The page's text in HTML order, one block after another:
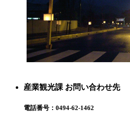
産業観光課 お問い合わせ先
電話番号： 0494-62-1462